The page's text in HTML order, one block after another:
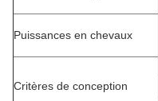
Puissances en chevaux
Critères de conception